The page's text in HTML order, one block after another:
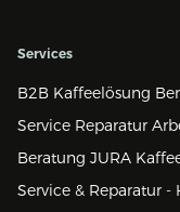
Services
B2B Kaffeelösung
Service Reparatur
Beratung JURA
Service & Reparatur -